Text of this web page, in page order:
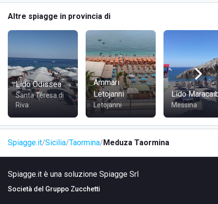
Altre spiagge in provincia di
Lido Odissea
Santa Teresa di
Riva
Ammari
Letojanni
Letojanni
Lido
Messina
Spiagge.it Sicilia Taormina Meduza Taormina
Spiagge.it è una soluzione Spiagge Srl
Società del Gruppo Zucchetti